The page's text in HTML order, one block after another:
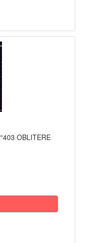
OBLITERE